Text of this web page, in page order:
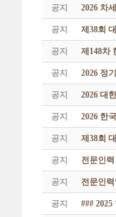
공지 2026 차
공지 제38회
공지 제148차
공지 2026 정
공지 2026 대
공지 2026 한
공지 제38회
공지 전문인
공지 전문인
공지 ###